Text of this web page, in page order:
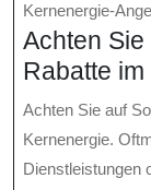
Kernenergie-
Achten
Rabatte
Achten Sie auf
Kernenergie.
Dienstleistungen